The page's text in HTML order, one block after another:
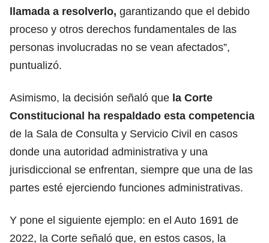
llamada a resolverlo, garantizando que el debido
proceso y otros derechos fundamentales de las
personas involucradas no se vean afectados”,
puntualizó.
Asimismo, la decisión señaló que la Corte
Constitucional ha respaldado esta competencia
de la Sala de Consulta y Servicio Civil en casos
donde una autoridad administrativa y una
jurisdiccional se enfrentan, siempre que una de las
partes esté ejerciendo funciones administrativas.
Y pone el siguiente ejemplo: en el Auto 1691 de
2022, la Corte señaló que, en estos casos, la